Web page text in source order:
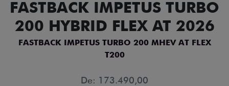
FASTBACK IMPETUS TURBO
200 HYBRID FLEX AT 2026
FASTBACK IMPETUS TURBO 200 MHEV AT FLEX
T200
De: 173.490,00